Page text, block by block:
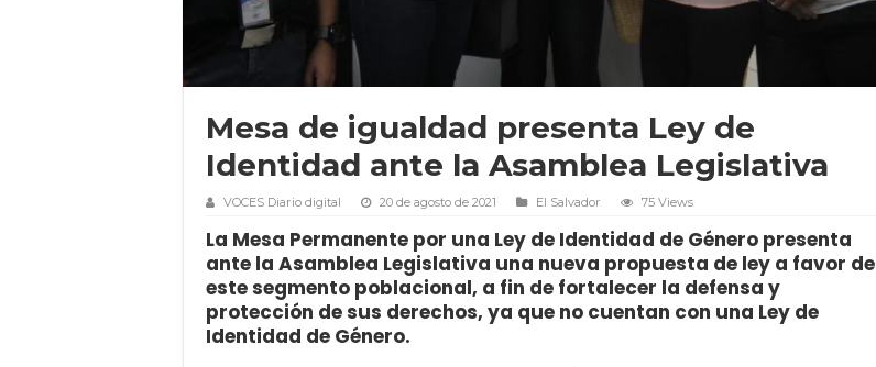
Mesa de igualdad presenta Ley de
Identidad ante la Asamblea Legislativa
VOCES Diario digital 20 de agosto de 2021 El Salvador 75 Views
La Mesa Permanente por una Ley de Identidad de Género presenta
ante la Asamblea Legislativa una nueva propuesta de ley a favor de
este segmento poblacional, a fin de fortalecer la defensa y
protección de sus derechos, ya que no cuentan con una Ley de
Identidad de Género.